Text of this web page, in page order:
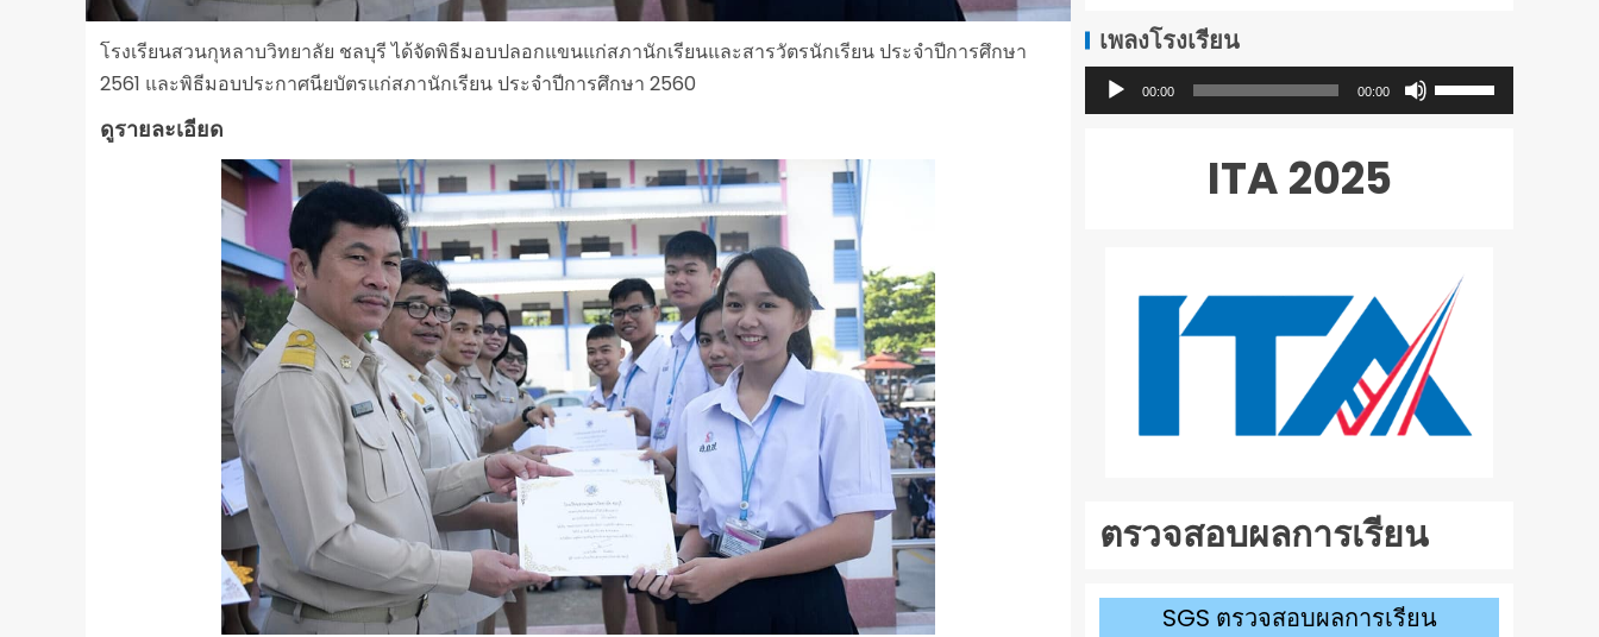
โรงเรียนสวนกุหลาบวิทยาลัย ชลบุรี ได้จัดพิธีมอบปลอกแขนแก่สภานักเรียนและสารวัตรนักเรียน ประจำปีการศึกษา
2561 และพิธีมอบประกาศนียบัตรแก่สภานักเรียน ประจำปีการศึกษา 2560
ดูรายละเอียด
เพลงโรงเรียน
ตัว
00:00 00:00
ใช้
ปุ่ม
เพื่อ
เพิ่ม
หรือ
ระดับ
เสียง
ITA 2025
ตรวจสอบผลการเรียน
SGS ตรวจสอบผลการเรียน